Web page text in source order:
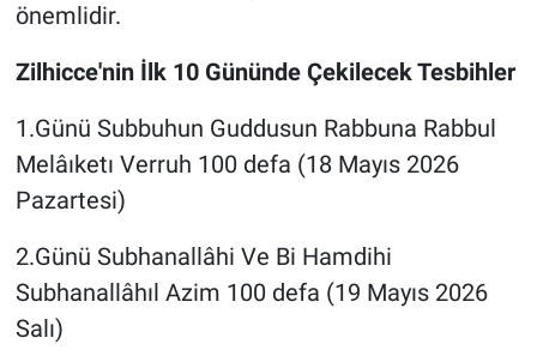
önemlidir.
Zilhicce'nin İlk 10 Gününde Çekilecek Tesbihler
1.Günü Subbuhun Guddusun Rabbuna Rabbul
Melâıketı Verruh 100 defa (18 Mayıs 2026
Pazartesi)
2.Günü Subhanallâhi Ve Bi Hamdihi
Subhanallâhıl Azim 100 defa (19 Mayıs 2026
Salı)